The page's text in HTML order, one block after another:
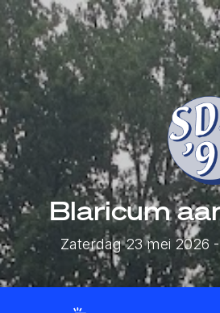
Blaricum
Zaterdag 23 mei 2026